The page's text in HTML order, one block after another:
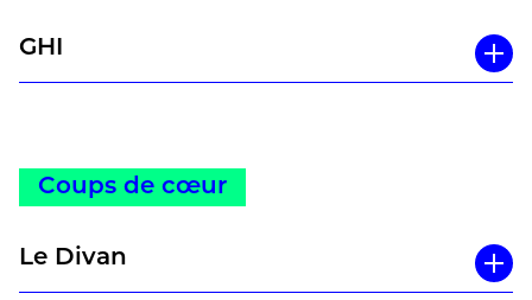
GHI
Coups de cœur
Le Divan